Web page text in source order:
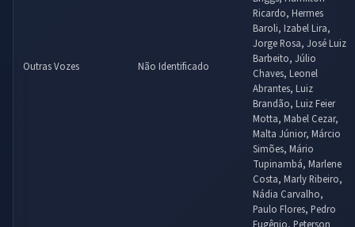
Outras Vozes Não Identificado
Ricardo, Hermes
Baroli, Izabel Lira,
Jorge Rosa, José Luiz
Barbeito, Júlio
Chaves, Leonel
Abrantes, Luiz
Brandão, Luiz Feier
Motta, Mabel Cezar,
Malta Júnior, Márcio
Simões, Mário
Tupinambá, Marlene
Costa, Marly Ribeiro,
Nádia Carvalho,
Paulo Flores, Pedro